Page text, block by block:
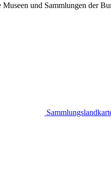
und Sammlungen der